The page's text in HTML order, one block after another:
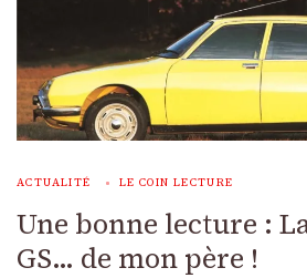
ACTUALITÉ LE COIN LECTURE
Une bonne lecture :
GS… de mon père !